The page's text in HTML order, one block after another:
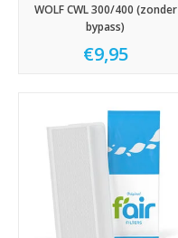
WOLF CWL 300/400 (zonder
bypass)
€9,95